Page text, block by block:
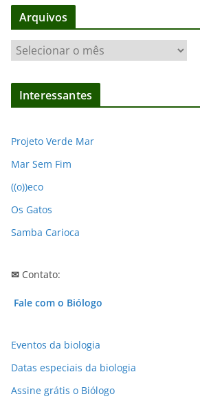
Arquivos
r
q
s
Interessantes
Projeto Verde Mar
Mar Sem Fim
((o))eco
Os Gatos
Samba Carioca
✉ Contato:
Fale com o Biólogo
Eventos da biologia
Datas especiais da biologia
Assine grátis o Biólogo